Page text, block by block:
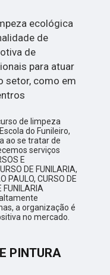
ecológica
de
de
para atuar
setor, como em
de limpeza
do Funileiro,
ao se tratar de
serviços
E
DE FUNILARIA,
PAULO, CURSO DE
FUNILARIA
a organização é
no mercado.
PINTURA